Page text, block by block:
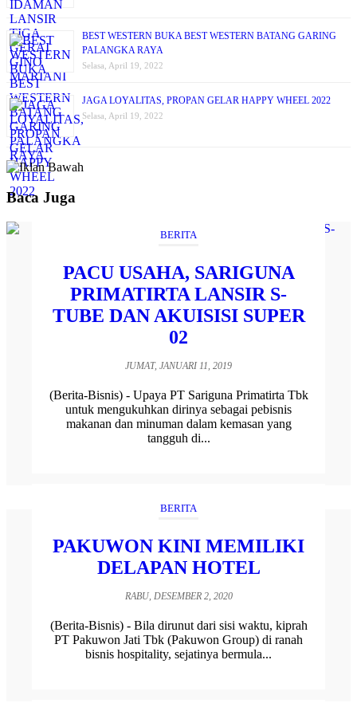
BEST WESTERN BUKA BEST WESTERN BATANG GARING
PALANGKA RAYA
Selasa, April 19, 2022
JAGA LOYALITAS, PROPAN GELAR HAPPY WHEEL 2022
Selasa, April 19, 2022
Baca Juga
BERITA
PACU USAHA, SARIGUNA
PRIMATIRTA LANSIR S-
TUBE DAN AKUISISI SUPER
02
JUMAT, JANUARI 11, 2019
(Berita-Bisnis) - Upaya PT Sariguna Primatirta Tbk
untuk mengukuhkan dirinya sebagai pebisnis
makanan dan minuman dalam kemasan yang
tangguh di...
BERITA
PAKUWON KINI MEMILIKI
DELAPAN HOTEL
RABU, DESEMBER 2, 2020
(Berita-Bisnis) - Bila dirunut dari sisi waktu, kiprah
PT Pakuwon Jati Tbk (Pakuwon Group) di ranah
bisnis hospitality, sejatinya bermula...